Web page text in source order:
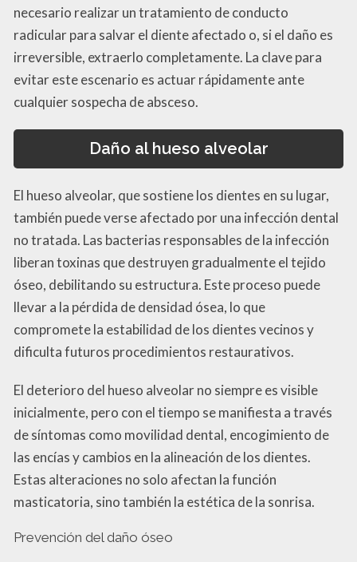
necesario realizar un tratamiento de conducto
radicular para salvar el diente afectado o, si el daño es
irreversible, extraerlo completamente. La clave para
evitar este escenario es actuar rápidamente ante
cualquier sospecha de absceso.
Daño al hueso alveolar
El hueso alveolar, que sostiene los dientes en su lugar,
también puede verse afectado por una infección dental
no tratada. Las bacterias responsables de la infección
liberan toxinas que destruyen gradualmente el tejido
óseo, debilitando su estructura. Este proceso puede
llevar a la pérdida de densidad ósea, lo que
compromete la estabilidad de los dientes vecinos y
dificulta futuros procedimientos restaurativos.
El deterioro del hueso alveolar no siempre es visible
inicialmente, pero con el tiempo se manifiesta a través
de síntomas como movilidad dental, encogimiento de
las encías y cambios en la alineación de los dientes.
Estas alteraciones no solo afectan la función
masticatoria, sino también la estética de la sonrisa.
Prevención del daño óseo